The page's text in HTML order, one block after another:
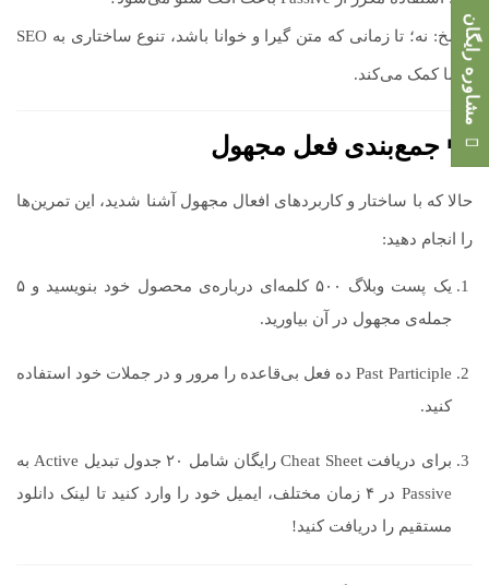
پاسخ: نه؛ تا زمانی که متن گیرا و خوانا باشد، تنوع ساختاری به SEO
شما کمک می‌کند.
📢 جمع‌بندی فعل مجهول
حالا که با ساختار و کاربردهای افعال مجهول آشنا شدید، این تمرین‌ها
را انجام دهید:
یک پست وبلاگ ۵۰۰ کلمه‌ای درباره‌ی محصول خود بنویسید و ۵
جمله‌ی مجهول در آن بیاورید.
Past Participle ده فعل بی‌قاعده را مرور و در جملات خود استفاده
کنید.
برای دریافت Cheat Sheet رایگان شامل ۲۰ جدول تبدیل Active به
Passive در ۴ زمان مختلف، ایمیل خود را وارد کنید تا لینک دانلود
مستقیم را دریافت کنید!
مشاوره رایگان